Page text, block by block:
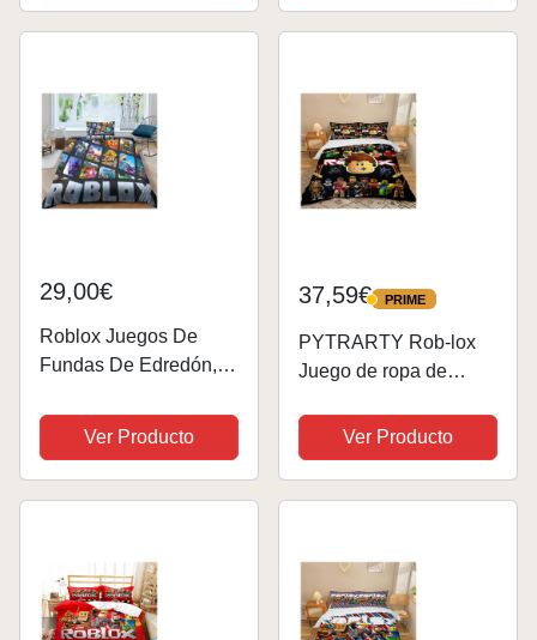
80X80cm 2
niños,Ropa Cama
Rob-lox para niños...
Almohada 80x80 cm)
29,00€
Roblox Juegos De
Fundas De Edredón,
Cama con Funda De
Edredón 3D,Game
Funda Nórdica
Microfibra para...
Ver Producto
37,59€ PRIME
PRIME
PYTRARTY Rob-lox
Juego de ropa de
3 piezas, incluye 1
funda nórdica pura
Rob-lox con cremallera
Ver Producto